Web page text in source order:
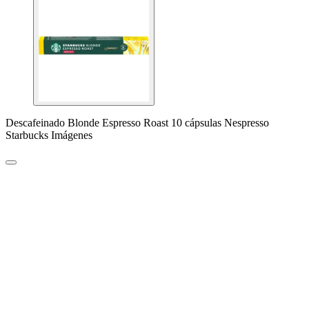
Descafeinado Blonde Espresso Roast 10 cápsulas Nespresso
Starbucks Imágenes